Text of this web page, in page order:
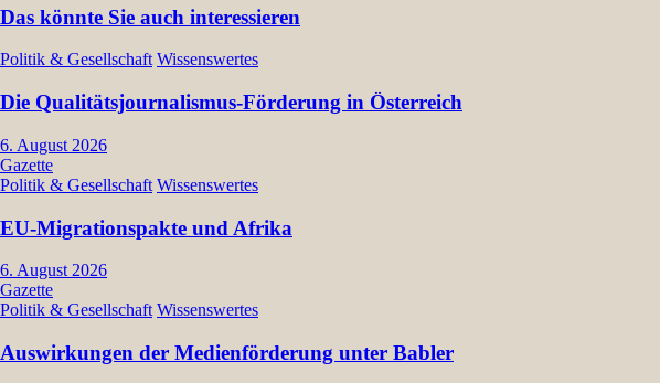
Das könnte Sie auch interessieren
Politik & Gesellschaft Wissenswertes
Die Qualitätsjournalismus-Förderung in Österreich
6. August 2026
Gazette
Politik & Gesellschaft Wissenswertes
EU-Migrationspakte und Afrika
6. August 2026
Gazette
Politik & Gesellschaft Wissenswertes
Auswirkungen der Medienförderung unter Babler